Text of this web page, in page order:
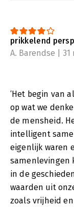
prikkelend
A. Barendse | 31
‘Het begin van
op wat we
de mensheid.
intelligent
eigenlijk waren
samenlevingen
in de
waarden uit
zoals vrijheid